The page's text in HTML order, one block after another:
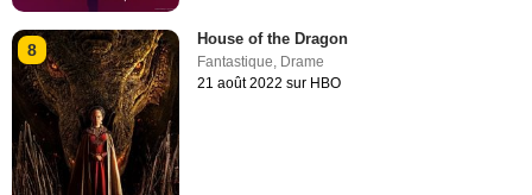
8
House of the Dragon
Fantastique, Drame
21 août 2022 sur HBO